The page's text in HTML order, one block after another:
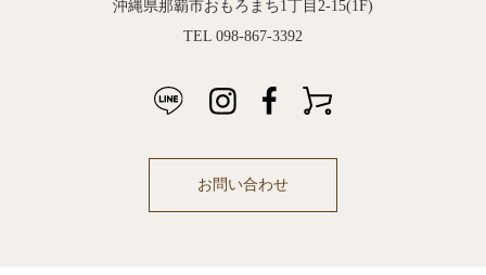
沖縄県那覇市おもろまち1丁目2-15(1F)
TEL 098-867-3392
お問い合わせ